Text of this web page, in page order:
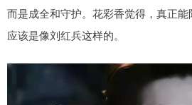
而是成全和守护。花彩香觉得，真正能
应该是像刘红兵这样的。